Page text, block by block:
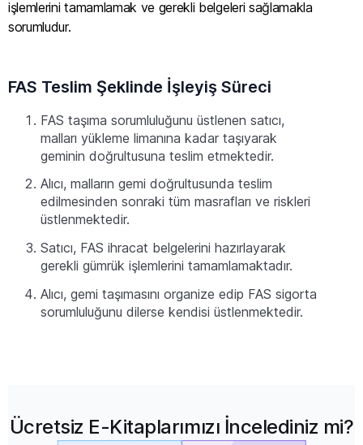
işlemlerini tamamlamak ve gerekli belgeleri sağlamakla
sorumludur.
FAS Teslim Şeklinde İşleyiş Süreci
FAS taşıma sorumluluğunu üstlenen satıcı,
malları yükleme limanına kadar taşıyarak
geminin doğrultusuna teslim etmektedir.
Alıcı, malların gemi doğrultusunda teslim
edilmesinden sonraki tüm masrafları ve riskleri
üstlenmektedir.
Satıcı, FAS ihracat belgelerini hazırlayarak
gerekli gümrük işlemlerini tamamlamaktadır.
Alıcı, gemi taşımasını organize edip FAS sigorta
sorumluluğunu dilerse kendisi üstlenmektedir.
Ücretsiz E-Kitaplarımızı İncelediniz mi?